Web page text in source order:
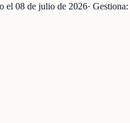
el 08 de julio de 2026· Gestiona: